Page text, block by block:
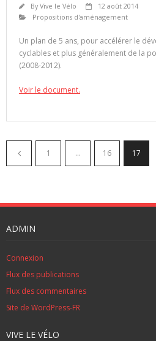
ByVive le Vélo
12 août 2014
Propositions d'aménagement
Un plan de 5 ans, pour accélérer le
cyclables et plus généralement de la
(2008-2012).
Voir le document.
1 … 16 17
ADMIN
Connexion
Flux des publications
Flux des commentaires
Site de WordPress-FR
VIVE LE VÉLO